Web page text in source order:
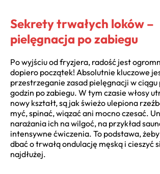
Sekrety trwałych loków –
pielęgnacja po zabiegu
Po wyjściu od fryzjera, radość jest
dopiero początek! Absolutnie kluczowe
przestrzeganie zasad pielęgnacji w
godzin po zabiegu. W tym czasie włosy
nowy kształt, są jak świeżo ulepiona
myć, spinać, wiązać ani mocno czesać.
narażania ich na wilgoć, na przykład
intensywne ćwiczenia. To podstawa,
dbać o trwałą ondulację męską i cieszyć
najdłużej.